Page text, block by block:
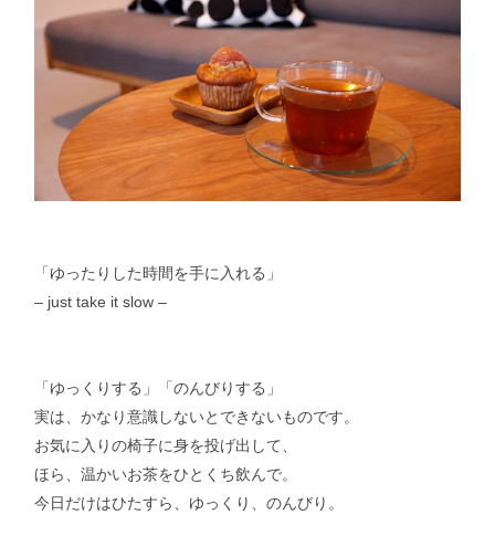
「ゆったりした時間を手に入れる」
– just take it slow –
「ゆっくりする」「のんびりする」
実は、かなり意識しないとできないものです。
お気に入りの椅子に身を投げ出して、
ほら、温かいお茶をひとくち飲んで。
今日だけはひたすら、ゆっくり、のんびり。